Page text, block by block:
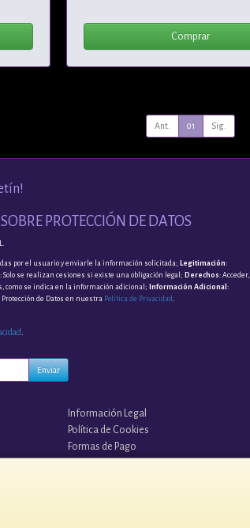
Comprar
Ant. 01 Sig.
PROTECCIÓN DE DATOS
por el usuario y enviarle la información solicitada; Legitimación:
: Solo se realizan cesiones si existe una obligación legal; Derechos: Acceder,
como se indica en la información adicional; Información Adicional :
de Datos en nuestra Política de Privacidad.
.
Enviar
Información Legal
Política de Cookies
Formas de Pago